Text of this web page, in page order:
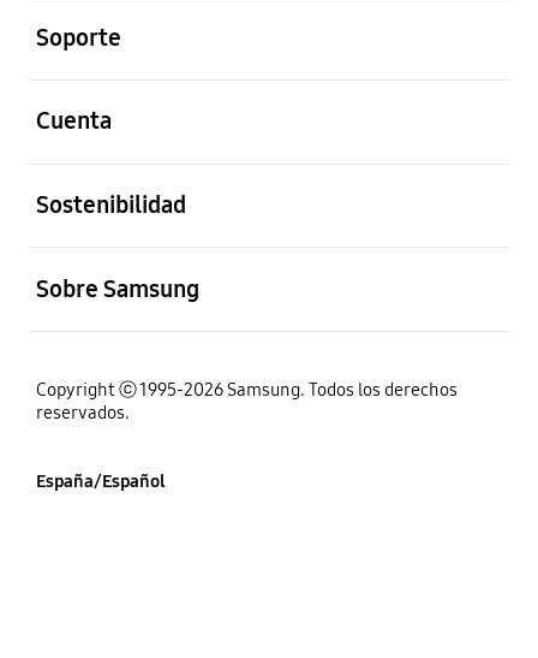
Soporte
Cuenta
Sostenibilidad
Sobre Samsung
Copyright ⓒ 1995-2026 Samsung. Todos los derechos
reservados.
España/Español